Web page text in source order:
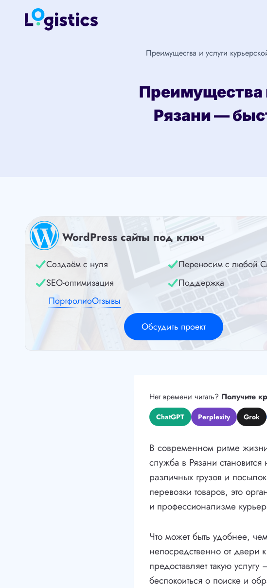
Перейти
Преимущества и услуги
Преимущества
Рязани —
WordPress сайты под ключ
Создаём с нуля
Переносим с любой
SEO-оптимизация
Поддержка
ПортфолиоОтзывы
Обсудить проект
Нет времени читать? Получите
ChatGPT Perplexity Grok
В современном ритме
служба в Рязани
различных грузов и
перевозки товаров, это
и профессионализме
Что может быть удобнее,
непосредственно от двери
предоставляет такую
беспокоиться о поиске и